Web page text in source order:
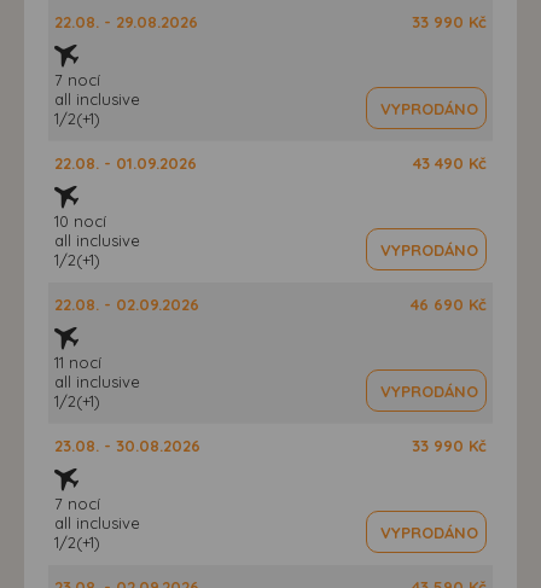
22.08. - 29.08.2026
7 nocí
all inclusive
1/2(+1)
33 990 Kč
VYPRODÁNO
22.08. - 01.09.2026
10 nocí
all inclusive
1/2(+1)
43 490 Kč
VYPRODÁNO
22.08. - 02.09.2026
11 nocí
all inclusive
1/2(+1)
46 690 Kč
VYPRODÁNO
23.08. - 30.08.2026
7 nocí
all inclusive
1/2(+1)
33 990 Kč
VYPRODÁNO